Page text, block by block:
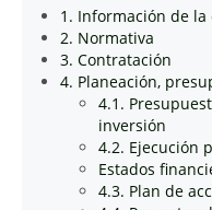
1. Información de la
2. Normativa
3. Contratación
4. Planeación,
4.1.
inversión
4.2. Ejecución
Estados
4.3. Plan de